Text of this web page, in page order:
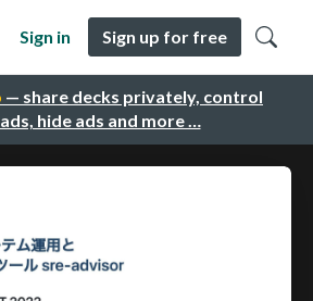
— share decks privately, control
hide ads and more …
Sign in Sign up for free